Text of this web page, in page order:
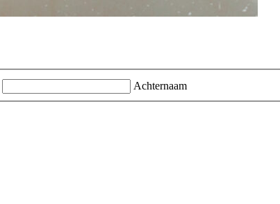
Achternaam